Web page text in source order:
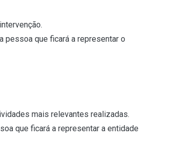
pessoa que ficará a representar o
mais relevantes realizadas.
que ficará a representar a entidade